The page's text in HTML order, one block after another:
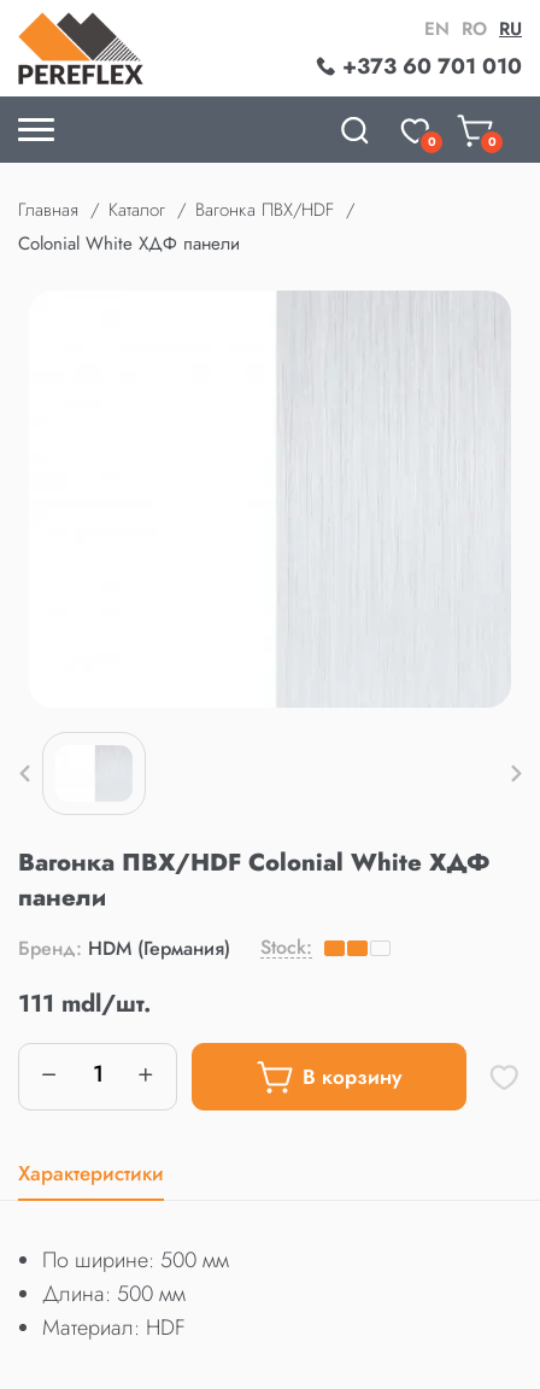
+373 60 701 010
EN RO RU
0 0
Главная Каталог
Вагонка ПВХ/HDF
Colonial White ХДФ панели
Вагонка ПВХ/HDF Colonial White ХДФ
панели
Бренд: HDM (Германия) Stock:
111 mdl/шт.
В корзину
Характеристики
По ширине: 500 мм
Длина: 500 мм
Материал: HDF